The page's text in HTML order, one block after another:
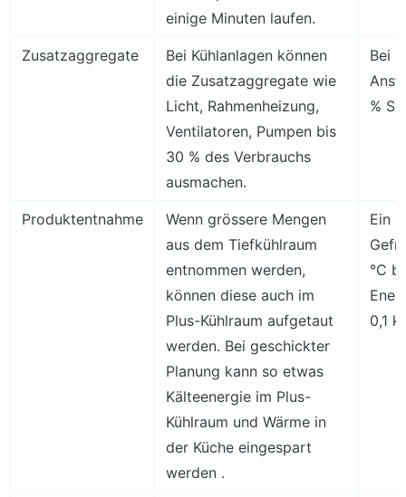
einige Minuten laufen.
Zusatzaggregate
Bei Kühlanlagen können
die Zusatzaggregate wie
Licht, Rahmenheizung,
Ventilatoren, Pumpen bis
30 % des Verbrauchs
ausmachen.
Bei
%
Produktentnahme
Wenn grössere Mengen
aus dem Tiefkühlraum
entnommen werden,
können diese auch im
Plus-Kühlraum aufgetaut
werden. Bei geschickter
Planung kann so etwas
Kälteenergie im Plus-
Kühlraum und Wärme in
der Küche eingespart
werden .
Ein
°C
0,1